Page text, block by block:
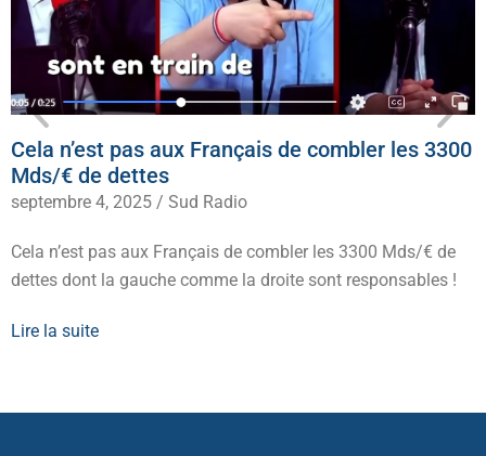
Cela n’est pas aux Français de combler les 3300
Mds/€ de dettes
septembre 4, 2025 / Sud Radio
Cela n’est pas aux Français de combler les 3300 Mds/€ de
dettes dont la gauche comme la droite sont responsables !
Lire la suite